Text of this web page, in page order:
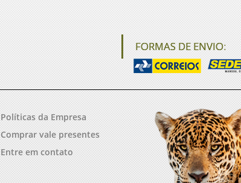
FORMAS DE ENVIO:
Políticas da Empresa
Comprar vale presentes
Entre em contato